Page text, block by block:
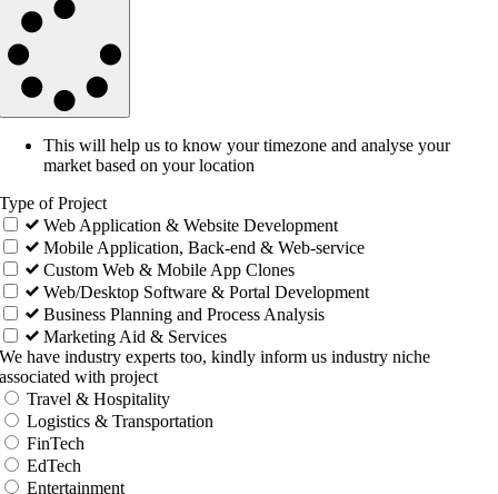
This will help us to know your timezone and analyse your
market based on your location
Type of Project
Web Application & Website Development
Mobile Application, Back-end & Web-service
Custom Web & Mobile App Clones
Web/Desktop Software & Portal Development
Business Planning and Process Analysis
Marketing Aid & Services
We have industry experts too, kindly inform us industry niche
associated with project
Travel & Hospitality
Logistics & Transportation
FinTech
EdTech
Entertainment